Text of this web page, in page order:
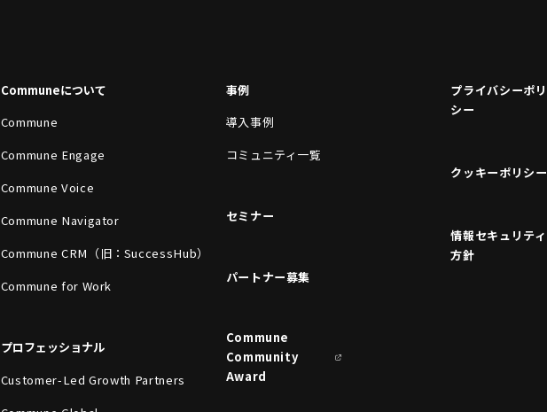
Communeについて
Commune
Commune Engage
Commune Voice
Commune Navigator
Commune CRM（旧：SuccessHub）
Commune for Work
プロフェッショナル
Customer-Led Growth Partners
事例
導入事例
コミュニティ一覧
セミナー
パートナー募集
Commune
Community
Award
プライバシーポリ
シー
クッキーポリシー
情報セキュリティ
方針